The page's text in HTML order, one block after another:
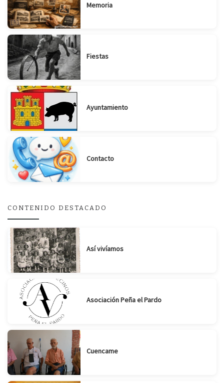
Memoria
Fiestas
Ayuntamiento
Contacto
CONTENIDO DESTACADO
Así vivíamos
Asociación Peña el Pardo
Cuencame